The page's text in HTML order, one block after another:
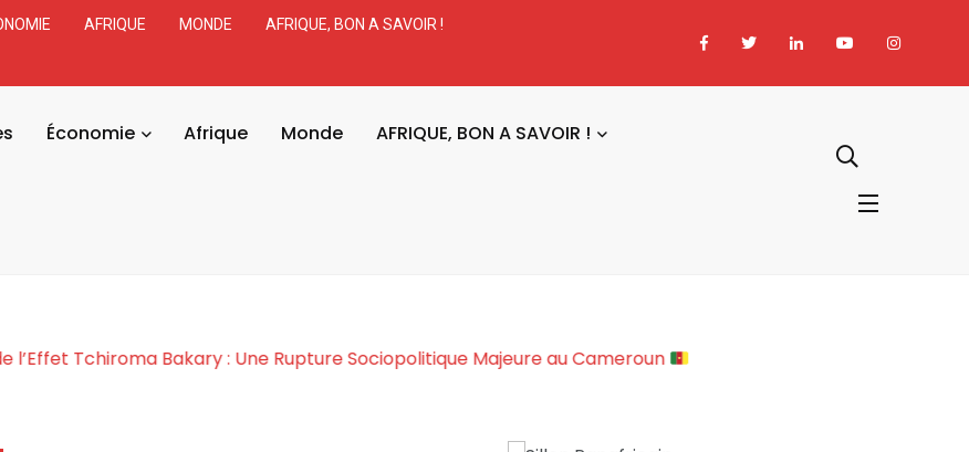
AFRIQUE MONDE AFRIQUE, BON A SAVOIR !
Économie Afrique Monde AFRIQUE, BON A SAVOIR !
de l’Effet Tchiroma Bakary : Une Rupture Sociopolitique Majeure au Cameroun